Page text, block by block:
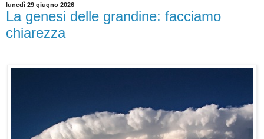
lunedì 29 giugno 2026
La genesi delle grandine: facciamo
chiarezza